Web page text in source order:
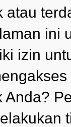
atau
ini
izin
Anda?